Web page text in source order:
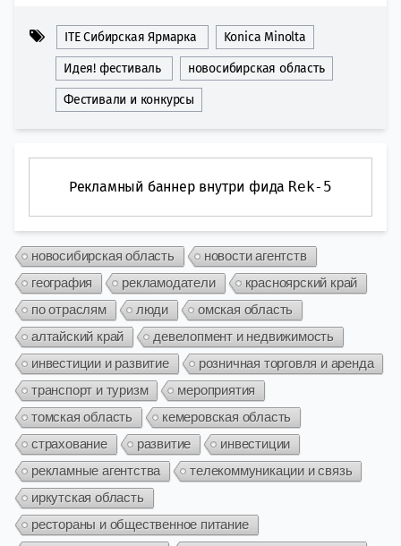
ITE Сибирская Ярмарка Konica Minolta
Идея! фестиваль новосибирская область
Фестивали и конкурсы
Рекламный баннер внутри фида Rek-5
новосибирская область
новости агентств
география
рекламодатели
красноярский край
по отраслям
люди
омская область
алтайский край
девелопмент и недвижимость
инвестиции и развитие
розничная торговля и аренда
транспорт и туризм
мероприятия
томская область
кемеровская область
страхование
развитие
инвестиции
рекламные агентства
телекоммуникации и связь
иркутская область
рестораны и общественное питание